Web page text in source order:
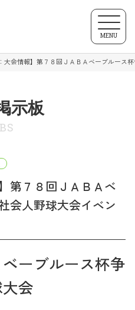
MENU
大会情報】第７８回ＪＡＢＡベーブルース
示板
第７８回ＪＡＢＡベ
会人野球大会イベン
ーブルース杯争
会